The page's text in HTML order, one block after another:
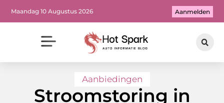
Maandag 10 Augustus 2026 Aanmelden
Aanbiedingen
Stroomstoring in